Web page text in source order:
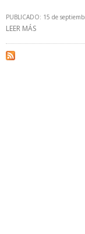
PUBLICADO: 15 de
LEER MÁS